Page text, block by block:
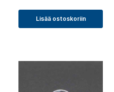
Lisää ostoskoriin